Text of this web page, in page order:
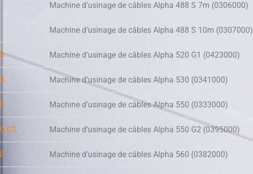
Machine d’usinage de câbles Alpha 488 S 7m (0306000)
Machine d’usinage de câbles Alpha 488 S 10m (0307000)
Machine d’usinage de câbles Alpha 520 G1 (0423000)
Machine d’usinage de câbles Alpha 530 (0341000)
Machine d’usinage de câbles Alpha 550 (0333000)
G2 Machine d’usinage de câbles Alpha 550 G2 (0395000)
Machine d’usinage de câbles Alpha 560 (0382000)